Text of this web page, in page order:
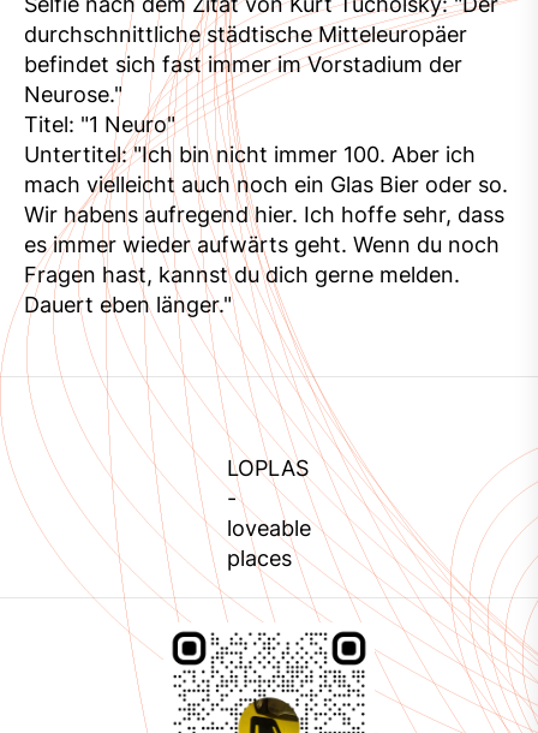
durchschnittliche städtische Mitteleuropäer
befindet sich fast immer im Vorstadium der
Neurose."
Titel: "1 Neuro"
Untertitel: "Ich bin nicht immer 100. Aber ich
mach vielleicht auch noch ein Glas Bier oder so.
Wir habens aufregend hier. Ich hoffe sehr, dass
es immer wieder aufwärts geht. Wenn du noch
Fragen hast, kannst du dich gerne melden.
Dauert eben länger."
LOPLAS
-
loveable
places